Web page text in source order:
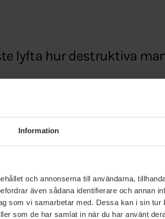
Information
och annonserna till användarna,
även sådana identifierare och annan
som vi samarbetar med. Dessa kan i sin tur
som de har samlat in när du har använt
lyfta hur destruktiva
article23650760.ab